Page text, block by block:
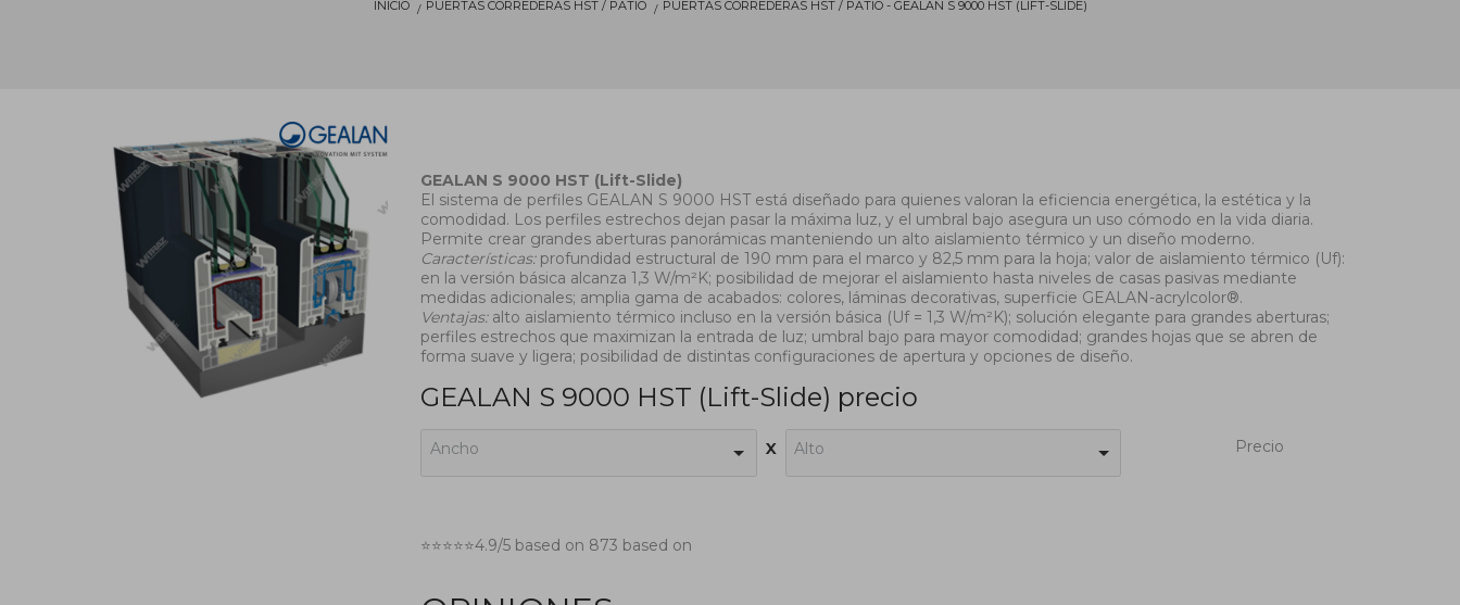
INICIO PUERTAS CORREDERAS HST / PATIO PUERTAS CORREDERAS HST / PATIO - GEALAN S 9000 HST (LIFT-SLIDE)
GEALAN S 9000 HST (Lift-Slide)
El sistema de perfiles GEALAN S 9000 HST está diseñado para quienes valoran la eficiencia energética, la estética y la
comodidad. Los perfiles estrechos dejan pasar la máxima luz, y el umbral bajo asegura un uso cómodo en la vida diaria.
Permite crear grandes aberturas panorámicas manteniendo un alto aislamiento térmico y un diseño moderno.
Características: profundidad estructural de 190 mm para el marco y 82,5 mm para la hoja; valor de aislamiento térmico (Uf):
en la versión básica alcanza 1,3 W/m²K; posibilidad de mejorar el aislamiento hasta niveles de casas pasivas mediante
medidas adicionales; amplia gama de acabados: colores, láminas decorativas, superficie GEALAN-acrylcolor®.
Ventajas:alto aislamiento térmico incluso en la versión básica (Uf = 1,3 W/m²K); solución elegante para grandes aberturas;
perfiles estrechos que maximizan la entrada de luz; umbral bajo para mayor comodidad; grandes hojas que se abren de
forma suave y ligera; posibilidad de distintas configuraciones de apertura y opciones de diseño.
GEALAN S 9000 HST (Lift-Slide) precio
Ancho x Alto Precio
⭐⭐⭐⭐⭐4.9/5 based on 873 based on